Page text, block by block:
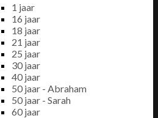
1 jaar
16 jaar
18 jaar
21 jaar
25 jaar
30 jaar
40 jaar
50 jaar - Abraham
50 jaar - Sarah
60 jaar